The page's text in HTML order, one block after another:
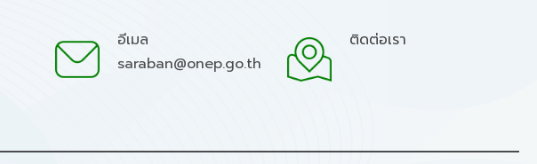
อีเมล
saraban@onep.go.th
ติดต่อเรา